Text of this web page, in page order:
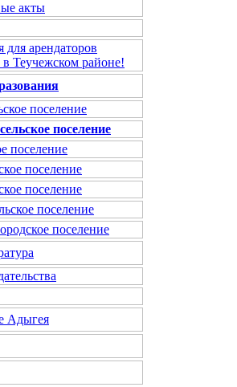
акты
арендаторов
в Теучежском районе!
поселение
поселение
поселение
поселение
поселение
поселение
поселение
Адыгея